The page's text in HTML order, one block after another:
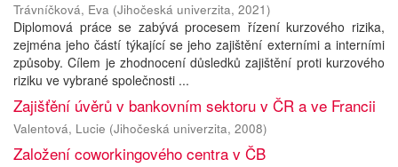
Trávníčková, Eva (Jihočeská univerzita, 2021)
Diplomová práce se zabývá procesem řízení kurzového rizika,
zejména jeho částí týkající se jeho zajištění externími a interními
způsoby. Cílem je zhodnocení důsledků zajištění proti kurzového
riziku ve vybrané společnosti ...
Zajišťění úvěrů v bankovním sektoru v ČR a ve Francii
Valentová, Lucie (Jihočeská univerzita, 2008)
Založení coworkingového centra v ČB